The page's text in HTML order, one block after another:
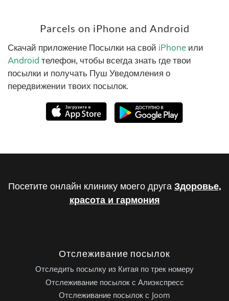
Parcels on iPhone and Android
Скачай приложение Посылки на свой iPhone или
Android телефон, чтобы всегда знать где твои
посылки и получать Пуш Уведомления о
передвижении твоих посылок.
Посетите онлайн клинику моего друга Здоровье,
красота и гармония
Отслеживание посылок
Отследить посылку из Китая по трек номеру
Отслеживание посылок с Алиэкспресс
Отслеживание посылок с Joom